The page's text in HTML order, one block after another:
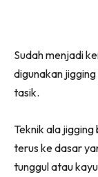
Sudah menjadi
digunakan
tasik.
Teknik ala
terus ke dasar
tunggul atau